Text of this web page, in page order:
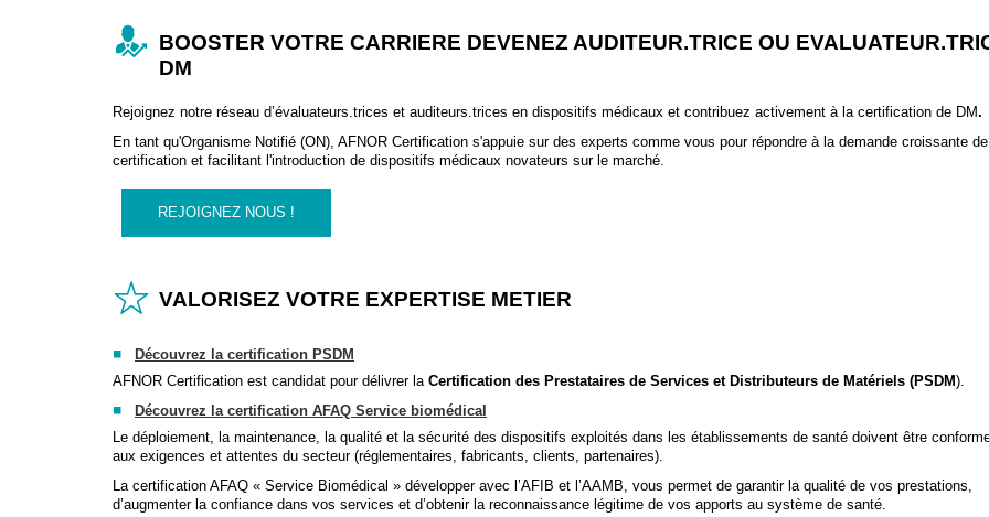
BOOSTER VOTRE CARRIERE DEVENEZ AUDITEUR.TRICE OU
DM
Rejoignez notre réseau d’évaluateurs.trices et auditeurs.trices en dispositifs médicaux et contribuez activement à la certification de DM.
En tant qu'Organisme Notifié (ON), AFNOR Certification s'appuie sur des experts comme vous pour répondre à la demande croissante de
certification et facilitant l'introduction de dispositifs médicaux novateurs sur le marché.
REJOIGNEZ NOUS !
VALORISEZ VOTRE EXPERTISE METIER
Découvrez la certification PSDM
AFNOR Certification est candidat pour délivrer la Certification des Prestataires de Services et Distributeurs de Matériels (PSDM).
Découvrez la certification AFAQ Service biomédical
Le déploiement, la maintenance, la qualité et la sécurité des dispositifs exploités dans les établissements de santé doivent être
aux exigences et attentes du secteur (réglementaires, fabricants, clients, partenaires).
La certification AFAQ « Service Biomédical » développer avec l’AFIB et l’AAMB, vous permet de garantir la qualité de vos prestations,
d’augmenter la confiance dans vos services et d’obtenir la reconnaissance légitime de vos apports au système de santé.